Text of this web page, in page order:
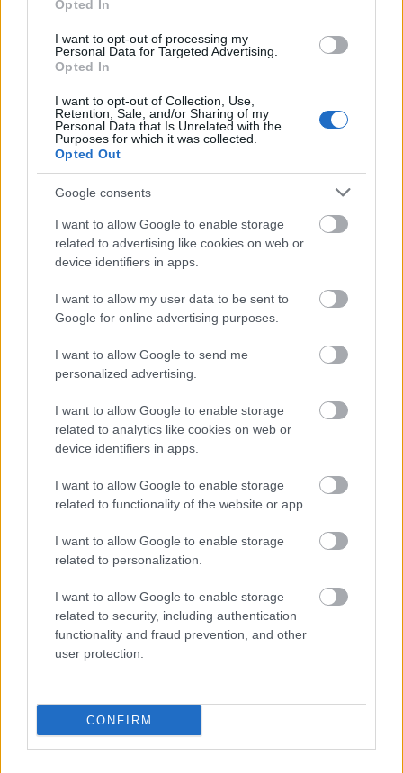
Opted In
I want to opt-out of processing my
Personal Data for Targeted Advertising.
Opted In
I want to opt-out of Collection, Use,
Retention, Sale, and/or Sharing of my
Personal Data that Is Unrelated with the
Purposes for which it was collected.
Opted Out
Google consents
I want to allow Google to enable storage
related to advertising like cookies on web or
device identifiers in apps.
I want to allow my user data to be sent to
Google for online advertising purposes.
I want to allow Google to send me
personalized advertising.
I want to allow Google to enable storage
related to analytics like cookies on web or
device identifiers in apps.
I want to allow Google to enable storage
related to functionality of the website or app.
I want to allow Google to enable storage
related to personalization.
I want to allow Google to enable storage
related to security, including authentication
functionality and fraud prevention, and other
user protection.
CONFIRM
• Four Fender Deluxe™ Tweeters
Two-ohm soft dome with neodymium magnet
Wide frequency range and extension
Incredibly low distortion
Excellent off-axis performance
Reveals the harmonic richness of voices and
instruments
• Two Fender Twin™ Speakers
20-cm with dual-voice coils
Ribbed polypropylene honeycomb cone
Wide frequency range and extension
Lightweight and low distortion
• Two Fender Rear Speakers
16-cm with neodymium magnet
• One Fender Bassman™ Subwoofer